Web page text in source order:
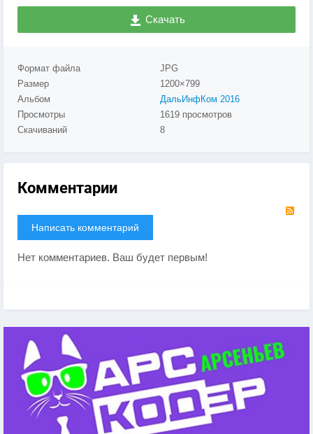
Скачать
Формат файла
JPG
Размер
1200×799
Альбом
ДальИнфКом 2016
Просмотры
1619 просмотров
Скачиваний
8
Комментарии
Написать комментарий
Нет комментариев. Ваш будет первым!